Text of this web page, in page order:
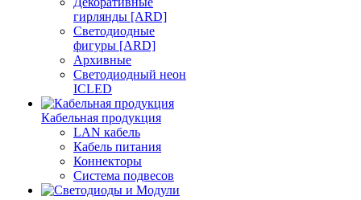
гирлянды [ARD]
Светодиодные
фигуры [ARD]
Архивные
Светодиодный неон
ICLED
Кабельная продукция
LAN кабель
Кабель питания
Коннекторы
Система подвесов